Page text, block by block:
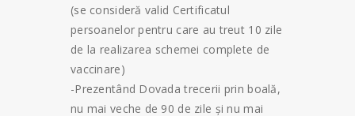
(se consideră valid Certificatul
persoanelor pentru care au treut 10 zile
de la realizarea schemei complete de
vaccinare)
-Prezentând Dovada trecerii prin boală,
nu mai veche de 90 de zile și nu mai